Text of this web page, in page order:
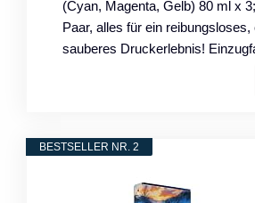
(Cyan, Magenta, Gelb) 80 ml x
Paar, alles für ein
sauberes Druckerlebnis!
BESTSELLER NR. 2